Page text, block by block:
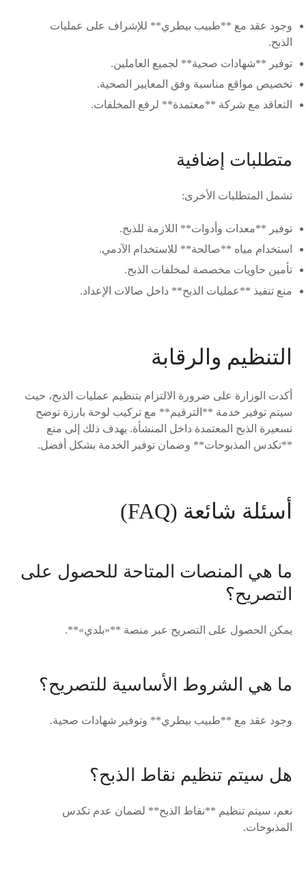
وجود عقد مع **طبيب بيطري** للإشراف على عمليات
الذبح.
توفير **شهادات صحية** لجميع العاملين.
تخصيص مواقع مناسبة وفق المعايير الصحية.
التعاقد مع شركة **معتمدة** لرفع المخلفات.
متطلبات إضافية
تشمل المتطلبات الأخرى:
توفير **معدات وأدوات** اللازمة للذبح.
استخدام مياه **صالحة** للاستخدام الآدمي.
تأمين حاويات مخصصة لمخلفات الذبح.
منع تنفيذ **عمليات الذبح** داخل صالات الإعداد.
التنظيم والرقابة
أكدت الوزارة على ضرورة الالتزام بتنظيم عمليات الذبح، حيث
سيتم توفير خدمة **الترقيم** مع تركيب لوحة بارزة توضح
تسعيرة الذبح المعتمدة داخل المنشأة. يهدف ذلك إلى منع
**تكدس المذبوحات** وضمان توفير الخدمة بشكل أفضل.
أسئلة شائعة (FAQ)
ما هي المنصات المتاحة للحصول على
التصريح؟
يمكن الحصول على التصريح عبر منصة **«بلدي»**.
ما هي الشروط الأساسية للتصريح؟
وجود عقد مع **طبيب بيطري** وتوفير شهادات صحية.
هل سيتم تنظيم نقاط الذبح؟
نعم، سيتم تنظيم **نقاط الذبح** لضمان عدم تكدس
المذبوحات.